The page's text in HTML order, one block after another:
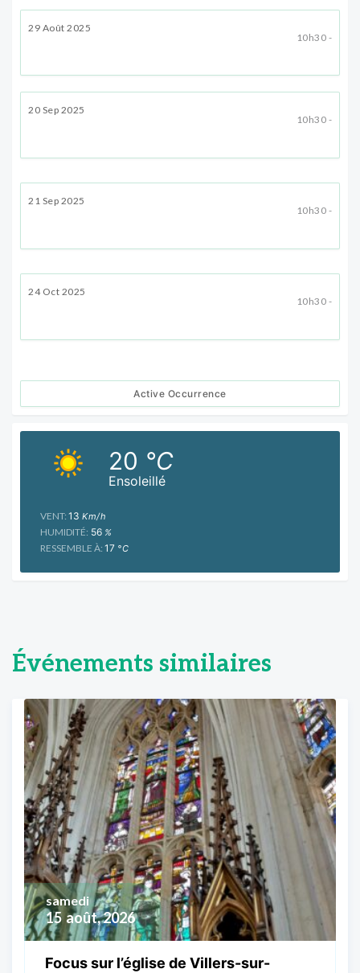
29 Août 2025
10h30 -
20 Sep 2025
10h30 -
21 Sep 2025
10h30 -
24 Oct 2025
10h30 -
Active Occurrence
Ensoleillé
20 °C
VENT: 13 Km/h
HUMIDITÉ: 56 %
RESSEMBLE À: 17 °C
Événements similaires
15 août, 2026
samedi
Focus sur l’église de Villers-sur-